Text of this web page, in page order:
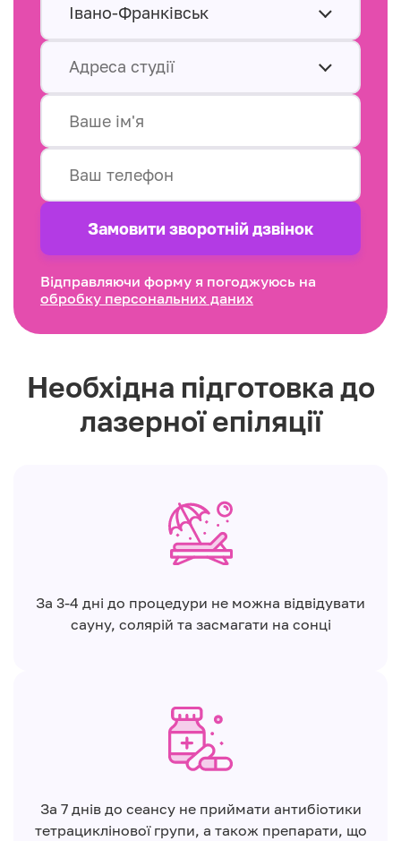
Івано-Франківськ
Адреса студії
Замовити зворотнiй дзвінок
Відправляючи форму я погоджуюсь на
обробку персональних даних
Необхідна підготовка до
лазерної епіляції
За 3-4 дні до процедури не можна відвідувати
сауну, солярій та засмагати на сонці
За 7 днів до сеансу не приймати антибіотики
тетрациклінової групи, а також препарати, що